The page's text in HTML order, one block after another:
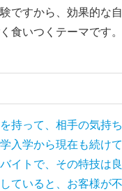
ですから、効果的な
食いつくテーマです。
を持って、相手の気持
入学から現在も続け
イトで、その特技は
ていると、お客様が